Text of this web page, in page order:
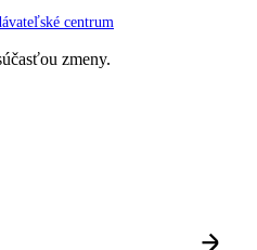
centrum
zmeny.